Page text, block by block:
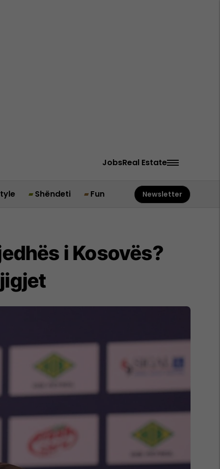
JobsReal Estate
Shëndeti Fun Newsletter
i Kosovës?